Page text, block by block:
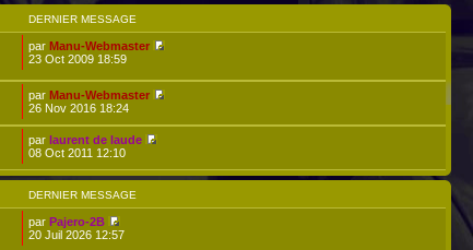
DERNIER MESSAGE
parManu-Webmaster
23 Oct 2009 18:59
parManu-Webmaster
26 Nov 2016 18:24
parlaurent de laude
08 Oct 2011 12:10
DERNIER MESSAGE
parPajero-2B
20 Juil 2026 12:57